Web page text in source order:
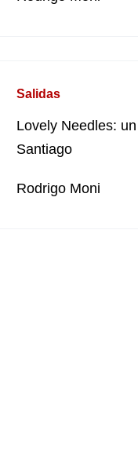
Salidas
Lovely Needles:
Santiago
Rodrigo Moni